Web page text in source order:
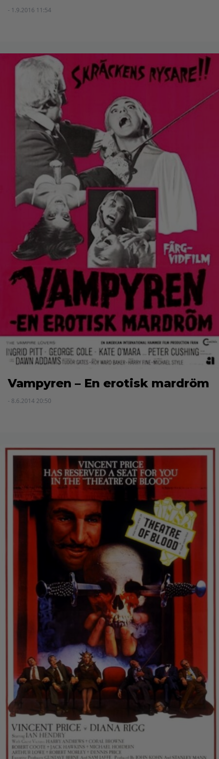
- 1.9.2016 11:54
Vampyren – En erotisk mardröm
- 8.6.2014 20:50